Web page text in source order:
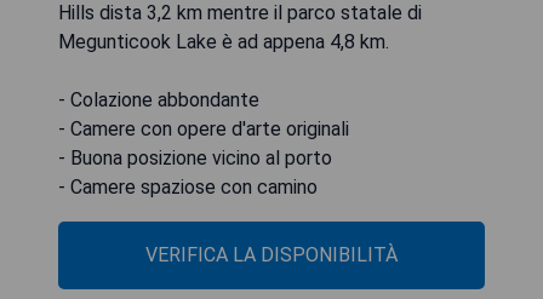
Hills dista 3,2 km mentre il parco statale di
Megunticook Lake è ad appena 4,8 km.
- Colazione abbondante
- Camere con opere d'arte originali
- Buona posizione vicino al porto
- Camere spaziose con camino
VERIFICA LA DISPONIBILITÀ